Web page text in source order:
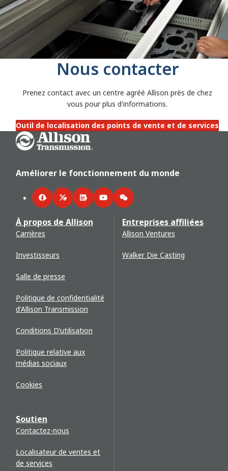
Nous contacter
Prenez contact avec un centre agréé Allison près de chez
vous pour plus d'informations.
Outil de localisation des points de vente et de services
Go Home
Améliorer le fonctionnement du monde
FacebookTwitterLinkedInYouTubeWeChat
À propos de Allison
Carrières
Investisseurs
Salle de presse
Politique de confidentialité
d'Allison Transmission
Conditions D’utilisation
Politique relative aux
médias sociaux
Cookies
Soutien
Contactez-nous
Localisateur de ventes et
de services
Entreprises affiliées
Allison Ventures
Walker Die Casting